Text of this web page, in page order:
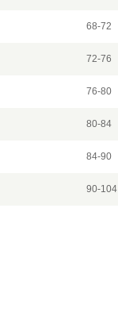
68-72
72-76
76-80
80-84
84-90
90-104